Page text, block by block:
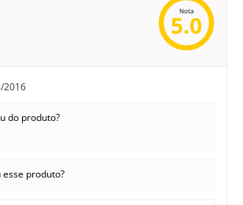
Nota
5.0
2016
do produto?
esse produto?